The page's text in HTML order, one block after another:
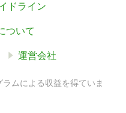
ドライン
ついて
運営会社
ムによる収益を得ていま